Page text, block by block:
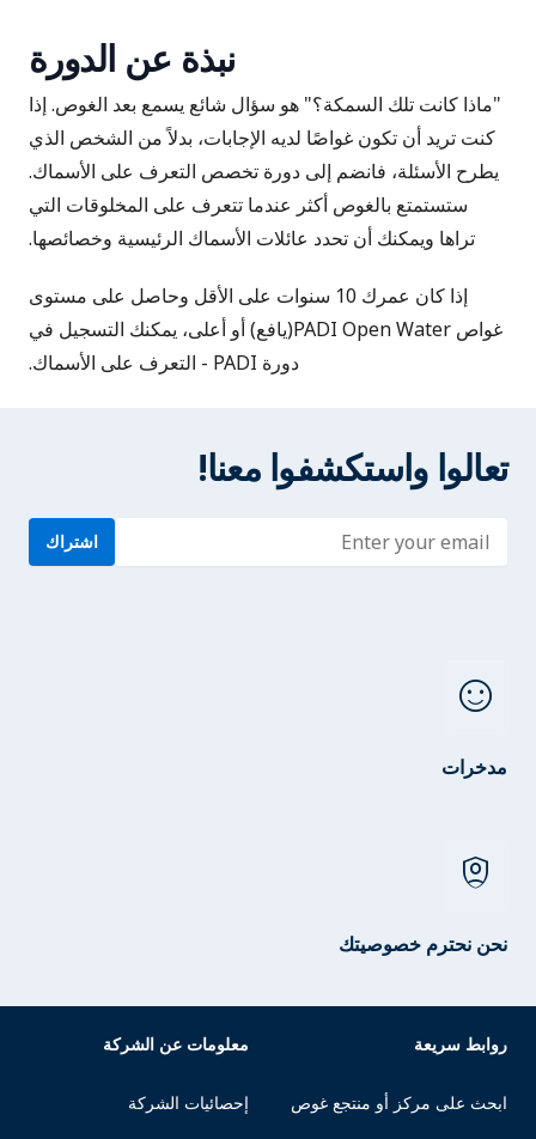
نبذة عن الدورة
"ماذا كانت تلك السمكة؟" هو سؤال شائع يسمع بعد الغوص. إذا
كنت تريد أن تكون غواصًا لديه الإجابات، بدلاً من الشخص الذي
يطرح الأسئلة، فانضم إلى دورة تخصص التعرف على الأسماك.
ستستمتع بالغوص أكثر عندما تتعرف على المخلوقات التي
تراها ويمكنك أن تحدد عائلات الأسماك الرئيسية وخصائصها.
إذا كان عمرك 10 سنوات على الأقل وحاصل على مستوى
غواص PADI Open Water(يافع) أو أعلى، يمكنك التسجيل في
دورة PADI - التعرف على الأسماك.
تعالوا واستكشفوا معنا!
Enter address اشتراك
sentiment_satisfied
مدخرات
shield_person
نحن نحترم خصوصيتك
روابط سريعة
ابحث على مركز أو منتجع غوص
معلومات عن الشركة
إحصائيات الشركة